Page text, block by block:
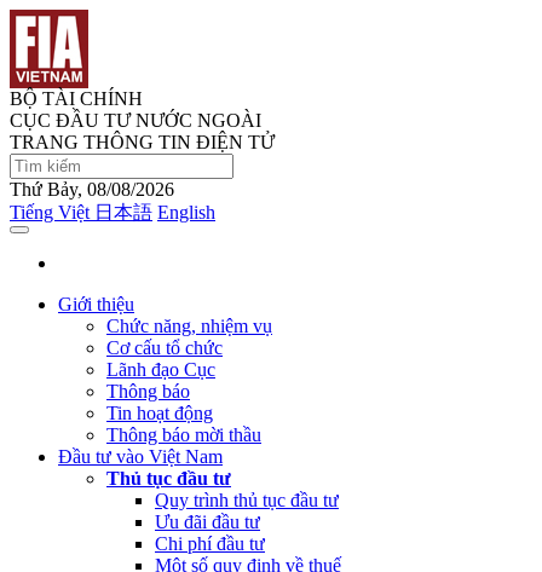
BỘ TÀI CHÍNH
CỤC ĐẦU TƯ NƯỚC NGOÀI
TRANG THÔNG TIN ĐIỆN TỬ
Thứ Bảy, 08/08/2026
Tiếng Việt 日本語 English
Giới thiệu
Chức năng, nhiệm vụ
Cơ cấu tổ chức
Lãnh đạo Cục
Thông báo
Tin hoạt động
Thông báo mời thầu
Đầu tư vào Việt Nam
Thủ tục đầu tư
Quy trình thủ tục đầu tư
Ưu đãi đầu tư
Chi phí đầu tư
Một số quy định về thuế